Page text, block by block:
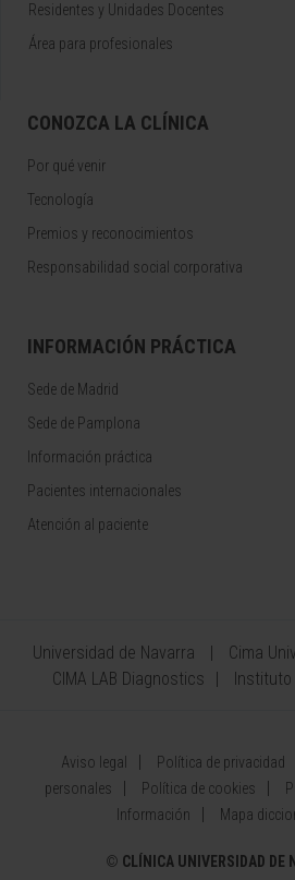
Residentes y Unidades Docentes
Área para profesionales
CONOZCA LA CLÍNICA
Por qué venir
Tecnología
Premios y reconocimientos
Responsabilidad social corporativa
INFORMACIÓN PRÁCTICA
Sede de Madrid
Sede de Pamplona
Información práctica
Pacientes internacionales
Atención al paciente
Universidad de Navarra
Cima
CIMA LAB Diagnostics
Aviso legal Política de privacidad
personales
Política de cookies
Información
Mapa
© CLÍNICA UNIVERSIDAD DE